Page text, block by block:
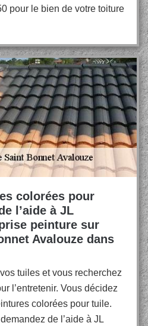
pour le bien de votre toiture
colorées pour
l’aide à JL
peinture sur
Avalouze dans
tuiles et vous recherchez
l’entretenir. Vous décidez
colorées pour tuile.
de l’aide à JL